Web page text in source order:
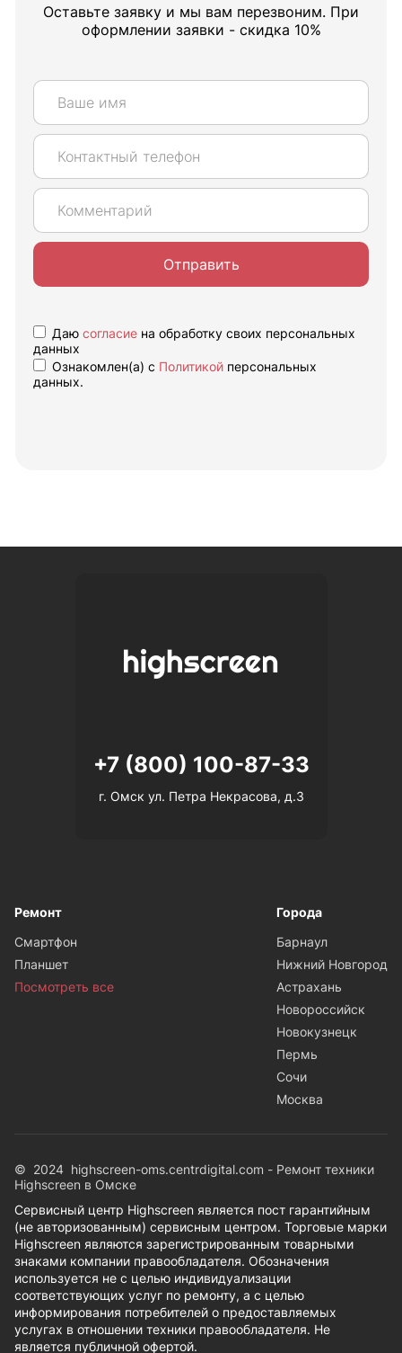
Оставьте заявку и мы вам перезвоним. При
оформлении заявки - скидка 10%
Отправить
Даю согласие на обработку своих персональных
данных
Ознакомлен(а) с Политикой персональных
данных.
+7 (800) 100-87-33
г. Омск ул. Петра Некрасова, д.3
Ремонт
Смартфон
Планшет
Посмотреть все
Города
Барнаул
Нижний Новгород
Астрахань
Новороссийск
Новокузнецк
Пермь
Сочи
Москва
© 2024 highscreen-oms.centrdigital.com - Ремонт техники
Highscreen в Омске
Сервисный центр Highscreen является пост гарантийным
(не авторизованным) сервисным центром. Торговые марки
Highscreen являются зарегистрированным товарными
знаками компании правообладателя. Обозначения
используется не с целью индивидуализации
соответствующих услуг по ремонту, а с целью
информирования потребителей о предоставляемых
услугах в отношении техники правообладателя. Не
является публичной офертой.